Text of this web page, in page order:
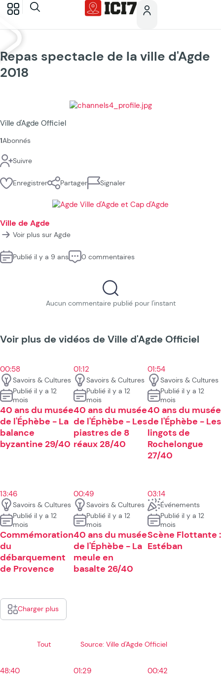
Repas spectacle de la ville d'Agde
2018
Ville d'Agde Officiel
1Abonnés
Suivre
Enregistrer Partager Signaler
Ville de Agde
Voir plus sur Agde
Publié il y a 9 ans 0 commentaires
Aucun commentaire publié pour l'instant
Voir plus de vidéos de Ville d'Agde Officiel
00:58
Savoirs & Cultures
Publié il y a 12
mois
40 ans du musée
de l'Éphèbe - La
balance
byzantine 29/40
01:12
Savoirs & Cultures
Publié il y a 12
mois
40 ans du musée
de l'Éphèbe - Les
piastres de 8
réaux 28/40
01:54
Savoirs & Cultures
Publié il y a 12
mois
40 ans du musée
de l'Éphèbe - Les
lingots de
Rochelongue
27/40
13:46
Savoirs & Cultures
Publié il y a 12
mois
Commémoration
du
débarquement
de Provence
00:49
Savoirs & Cultures
Publié il y a 12
mois
40 ans du musée
de l'Éphèbe - La
meule en
basalte 26/40
03:14
Événements
Publié il y a 12
mois
Scène Flottante :
Estéban
Charger plus
Tout Source: Ville d'Agde Officiel
48:40 01:29 00:42